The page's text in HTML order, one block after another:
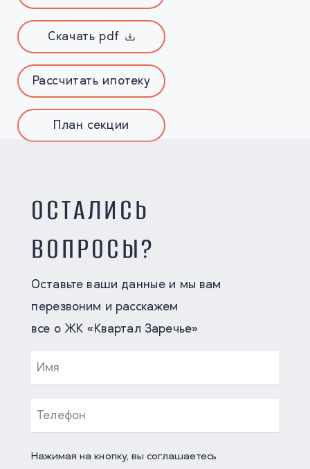
Скачать pdf
Рассчитать ипотеку
План секции
ОСТАЛИСЬ
ВОПРОСЫ?
Оставьте ваши данные и мы вам
перезвоним и расскажем
все о ЖК «Квартал Заречье»
Нажимая на кнопку, вы соглашаетесь